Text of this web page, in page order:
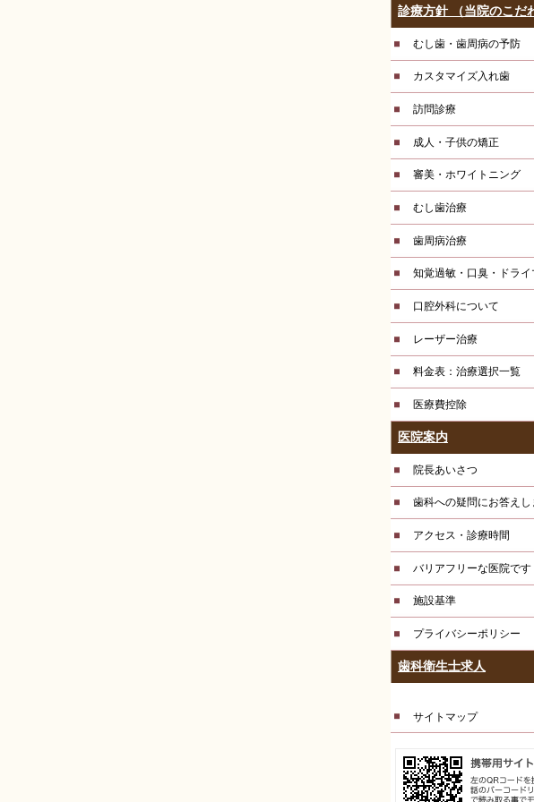
診療方針 （当院のこだ
むし歯・歯周病の予防
カスタマイズ入れ歯
訪問診療
成人・子供の矯正
審美・ホワイトニング
むし歯治療
歯周病治療
知覚過敏・口臭・ドライ
口腔外科について
レーザー治療
料金表：治療選択一覧
医療費控除
医院案内
院長あいさつ
歯科への疑問にお答えし
アクセス・診療時間
バリアフリーな医院です
施設基準
プライバシーポリシー
歯科衛生士求人
サイトマップ